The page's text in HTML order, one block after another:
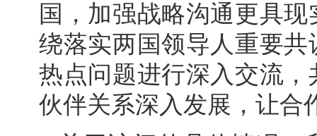
国，加强战略沟通更具
绕落实两国领导人重要
热点问题进行深入交流
伙伴关系深入发展，让合